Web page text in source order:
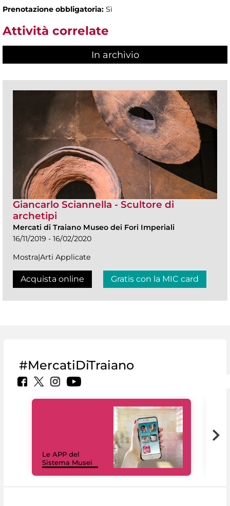
Prenotazione obbligatoria: Sì
Attività correlate
In archivio
Giancarlo Sciannella - Scultore di
archetipi
Mercati di Traiano Museo dei Fori Imperiali
16/11/2019 - 16/02/2020
Mostra|Arti Applicate
Acquista online Gratis con la MIC card
#MercatiDiTraiano
Le APP del
Sistema Musei